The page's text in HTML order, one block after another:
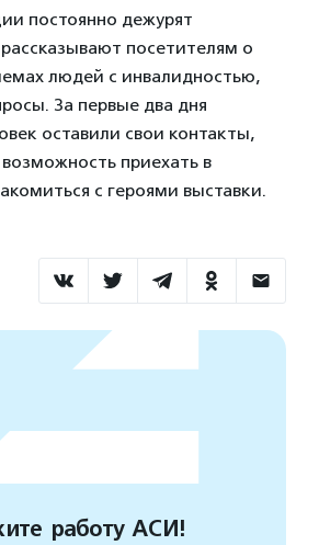
постоянно дежурят
посетителям о
людей с инвалидностью,
За первые два дня
оставили свои контакты,
приехать в
с героями выставки.
работу АСИ!